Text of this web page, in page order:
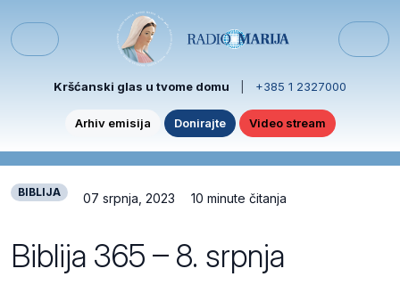
Menu
Kršćanski glas u tvome domu +385 1 2327000
Arhiv emisija Donirajte Video stream
BIBLIJA 07 srpnja, 2023 10 minute čitanja
Biblija 365 – 8. srpnja